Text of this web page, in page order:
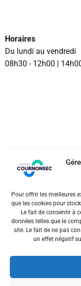
Pour offrir les meilleures
que les cookies pour
Le fait de consentir à
données telles que le
site. Le fait de ne pas
un effet négatif
Horaires
Du lundi au vendredi
08h30 - 12h00 |
© 2026 Ville de